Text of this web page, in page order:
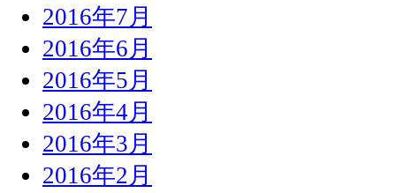
2016年7月
2016年6月
2016年5月
2016年4月
2016年3月
2016年2月